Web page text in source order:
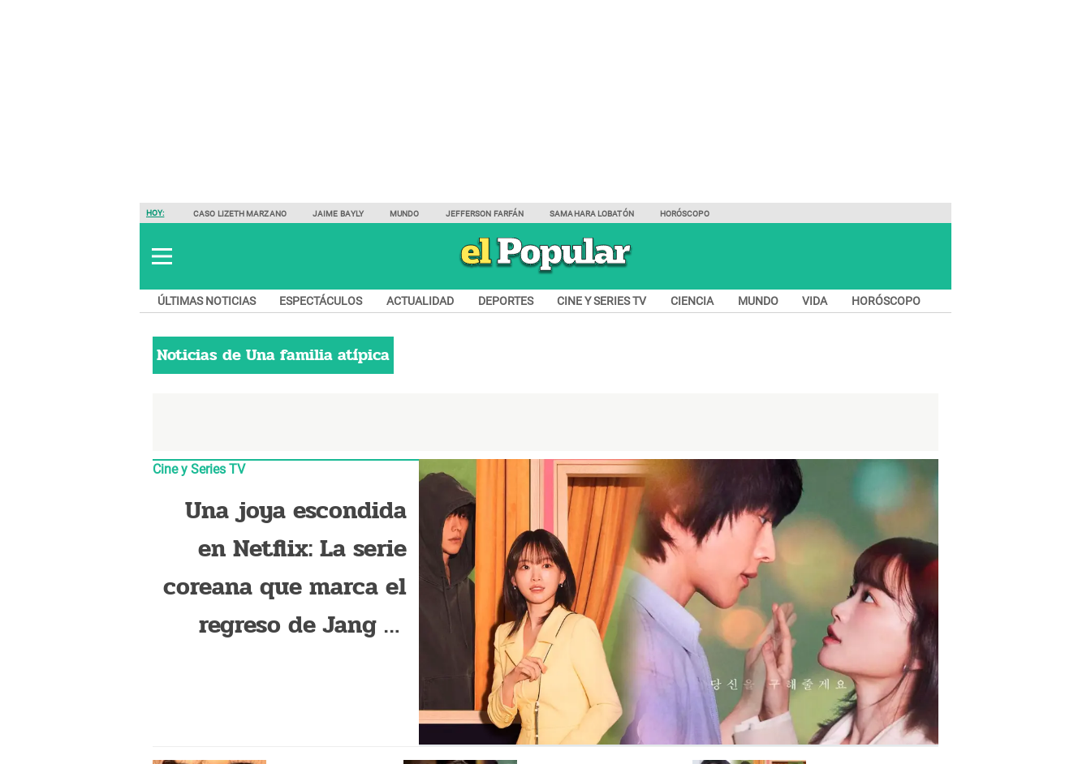
HOY: CASO LIZETH MARZANO JAIME BAYLY MUNDO JEFFERSON FARFÁN SAMAHARA LOBATÓN HORÓSCOPO
ÚLTIMAS NOTICIAS ESPECTÁCULOS ACTUALIDAD DEPORTES CINE Y SERIES TV CIENCIA MUNDO VIDA HORÓSCOPO
Noticias deUna familia atípica
Cine y Series TV
Una joya escondida
en Netflix: La serie
coreana que marca el
regreso de Jang Ki